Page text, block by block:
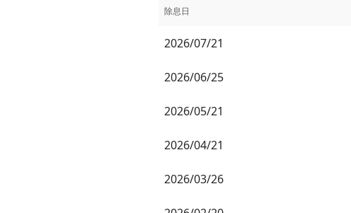
除息日
2026/07/21
2026/06/25
2026/05/21
2026/04/21
2026/03/26